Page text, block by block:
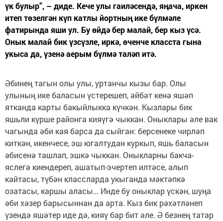
үк булыр”, – диде. Кече улы гаиләсендә, яңача, иркен
итеп төзелгән күп катлы йортның ике бүлмәле
фатирында яши ул. Бу өйдә бер малай, бер кыз үсә.
Онык малай бик үзсүзле, иркә, өченче класста гына
укыса да, үзенә аерым бүлмә таләп итә.
Әбинең тагын олы улы, уртанчы кызы бар. Олы
улының ике баласын үстерешеп, әйбәт кенә яшәп
ятканда карты бакыйлыкка күчкән. Кызлары бик
яшьли күрше районга кияүгә чыккан. Оныклары әле вак
чагында әби кая барса да сыйган: берсенеке чирләп
киткән, икенчесе, эш югалтудан куркып, яшь баласын
әбисенә ташлап, эшкә чыккан. Оныкларны бакча-
яслегә киендереп, ашатып-эчертеп илтәсе, алып
кайтасы, түбән классларда укыганда мәктәпкә
озатасы, каршы аласы… Инде бу оныклар үскән, шуңа
әби хәзер барысыннан да арта. Кыз бик рәхәтләнеп
үзендә яшәтер иде дә, кияү бар бит әле. Ә безнең татар